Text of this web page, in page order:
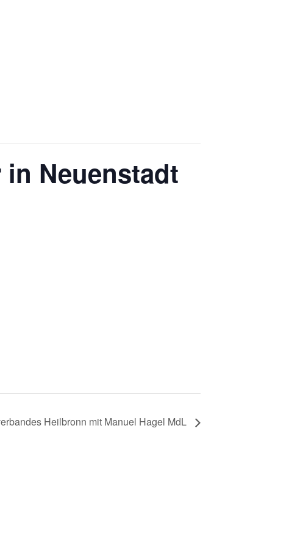
Neuenstadt
Heilbronn mit Manuel Hagel MdL